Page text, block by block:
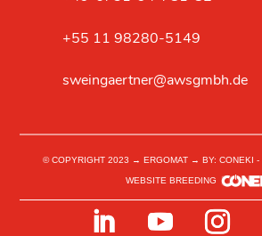
+55 11 98280-5149
sweingaertner@awsgmbh.de
© COPYRIGHT 2023 → ERGOMAT → BY: CONEKI -
WEBSITE BREEDING